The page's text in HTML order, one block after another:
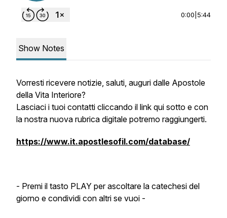
0:00 5:44
Show Notes
Vorresti ricevere notizie, saluti, auguri dalle Apostole
della Vita Interiore?
Lasciaci i tuoi contatti cliccando il link qui sotto e con
la nostra nuova rubrica digitale potremo raggiungerti.
https://www.it.apostlesofil.com/database/
- Premi il tasto PLAY per ascoltare la catechesi del
giorno e condividi con altri se vuoi -